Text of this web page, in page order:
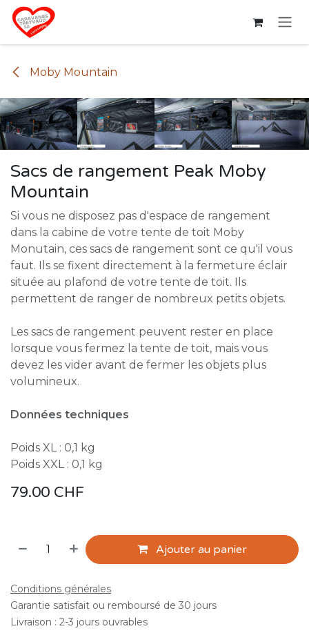
Se rendre au contenu
Moby Mountain
Sacs de rangement Peak Moby
Mountain
Si vous ne disposez pas d'espace de rangement
dans la cabine de votre tente de toit Moby
Monutain, ces sacs de rangement sont ce qu'il vous
faut. Ils se fixent directement à la fermeture éclair
située au plafond de votre tente de toit. Ils
permettent de ranger de nombreux petits objets.
Les sacs de rangement peuvent rester en place
lorsque vous fermez la tente de toit, mais vous
devez les vider avant de fermer les objets plus
volumineux.
Données techniques
Poids XL : 0,1 kg
Poids XXL : 0,1 kg
79.00 CHF
Ajouter au panier
Conditions générales
Garantie satisfait ou remboursé de 30 jours
Livraison : 2-3 jours ouvrables